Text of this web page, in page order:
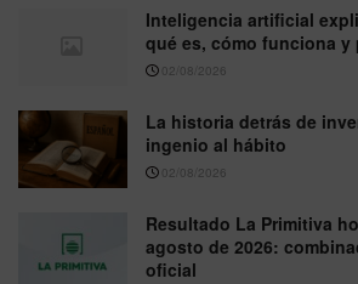
Inteligencia artificial
qué es, cómo funciona y
02/08/2026
La historia detrás de
ingenio al hábito
02/08/2026
Resultado La Primitiva
agosto de 2026:
oficial